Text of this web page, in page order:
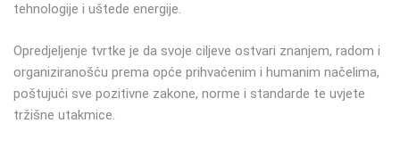
tehnologije i uštede energije.
Opredjeljenje tvrtke je da svoje ciljeve ostvari znanjem, radom i
organiziranošću prema opće prihvaćenim i humanim načelima,
poštujući sve pozitivne zakone, norme i standarde te uvjete
tržišne utakmice.